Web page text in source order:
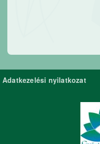
Adatkezelési nyilatkozat